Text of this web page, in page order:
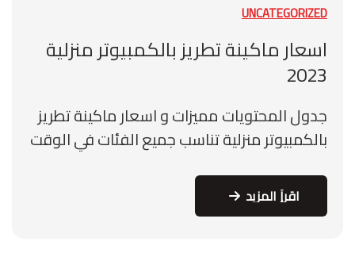
UNCATEGORIZED
اسعار ماكينة تطريز بالكمبيوتر منزلية
2023
جدول المحتويات مميزات و اسعار ماكينة تطريز
بالكمبيوتر منزلية تناسب جميع الفئات في الوقت
المنزلية أداة أساسية لهواة الخياطة وكذلك
المحترفين. ولكن مع تنوع الأنواع والموديلات
اقرأ المزيد
اقرأ المزيد